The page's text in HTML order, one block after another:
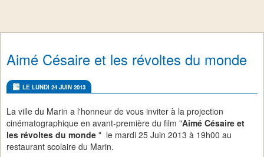
Aimé Césaire et les révoltes du monde
LE LUNDI 24 JUIN 2013
La ville du Marin a l'honneur de vous inviter à la projection
cinématographique en avant-première du film "Aimé Césaire et
les révoltes du monde " le mardi 25 Juin 2013 à 19h00 au
restaurant scolaire du Marin.